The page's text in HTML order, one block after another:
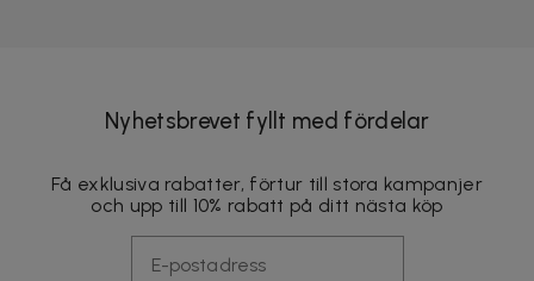
Nyhetsbrevet fyllt med fördelar
Få exklusiva rabatter, förtur till stora kampanjer
och upp till 10% rabatt på ditt nästa köp